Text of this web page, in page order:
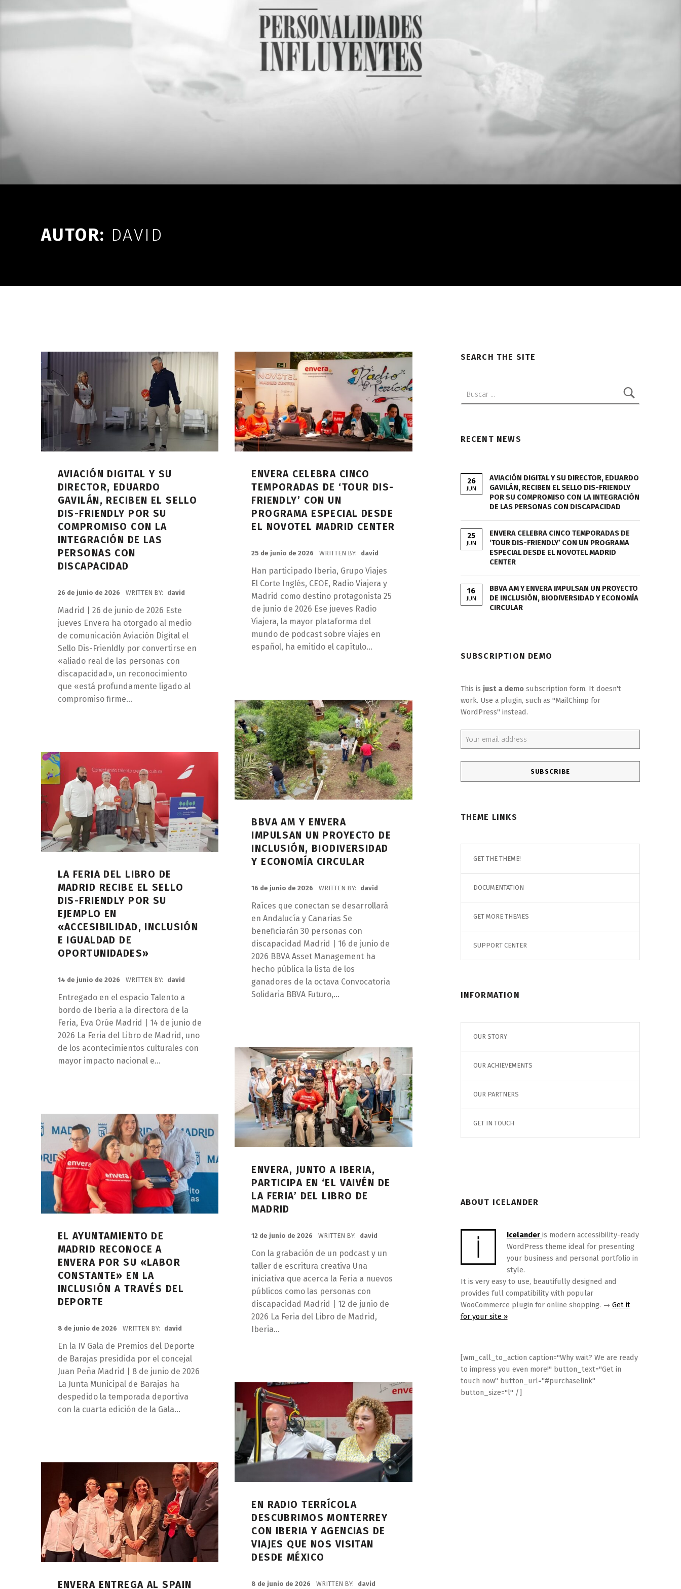
AUTOR: DAVID
AVIACIÓN DIGITAL Y SU
DIRECTOR, EDUARDO
GAVILÁN, RECIBEN EL SELLO
DIS-FRIENDLY POR SU
COMPROMISO CON LA
INTEGRACIÓN DE LAS
PERSONAS CON
DISCAPACIDAD
26 de junio de 2026 WRITTEN BY: david
Madrid | 26 de junio de 2026 Este
jueves Envera ha otorgado al medio
de comunicación Aviación Digital el
Sello Dis-Frienldly por convertirse en
«aliado real de las personas con
discapacidad», un reconocimiento
que «está profundamente ligado al
compromiso firme…
ENVERA CELEBRA CINCO
TEMPORADAS DE ‘TOUR DIS-
FRIENDLY’ CON UN
PROGRAMA ESPECIAL DESDE
EL NOVOTEL MADRID CENTER
25 de junio de 2026 WRITTEN BY: david
Han participado Iberia, Grupo Viajes
El Corte Inglés, CEOE, Radio Viajera y
Madrid como destino protagonista 25
de junio de 2026 Ese jueves Radio
Viajera, la mayor plataforma del
mundo de podcast sobre viajes en
español, ha emitido el capítulo…
BBVA AM Y ENVERA
IMPULSAN UN PROYECTO DE
INCLUSIÓN, BIODIVERSIDAD
Y ECONOMÍA CIRCULAR
16 de junio de 2026 WRITTEN BY: david
Raíces que conectan se desarrollará
en Andalucía y Canarias Se
beneficiarán 30 personas con
discapacidad Madrid | 16 de junio de
2026 BBVA Asset Management ha
hecho pública la lista de los
ganadores de la octava Convocatoria
Solidaria BBVA Futuro,…
LA FERIA DEL LIBRO DE
MADRID RECIBE EL SELLO
DIS-FRIENDLY POR SU
EJEMPLO EN
«ACCESIBILIDAD, INCLUSIÓN
E IGUALDAD DE
OPORTUNIDADES»
14 de junio de 2026 WRITTEN BY: david
Entregado en el espacio Talento a
bordo de Iberia a la directora de la
Feria, Eva Orúe Madrid | 14 de junio de
2026 La Feria del Libro de Madrid, uno
de los acontecimientos culturales con
mayor impacto nacional e…
ENVERA, JUNTO A IBERIA,
PARTICIPA EN ‘EL VAIVÉN DE
LA FERIA’ DEL LIBRO DE
MADRID
12 de junio de 2026 WRITTEN BY: david
Con la grabación de un podcast y un
taller de escritura creativa Una
iniciativa que acerca la Feria a nuevos
públicos como las personas con
discapacidad Madrid | 12 de junio de
2026 La Feria del Libro de Madrid,
Iberia…
EL AYUNTAMIENTO DE
MADRID RECONOCE A
ENVERA POR SU «LABOR
CONSTANTE» EN LA
INCLUSIÓN A TRAVÉS DEL
DEPORTE
8 de junio de 2026 WRITTEN BY: david
En la IV Gala de Premios del Deporte
de Barajas presidida por el concejal
Juan Peña Madrid | 8 de junio de 2026
La Junta Municipal de Barajas ha
despedido la temporada deportiva
con la cuarta edición de la Gala…
EN RADIO TERRÍCOLA
DESCUBRIMOS MONTERREY
CON IBERIA Y AGENCIAS DE
VIAJES QUE NOS VISITAN
DESDE MÉXICO
8 de junio de 2026 WRITTEN BY: david
ENVERA ENTREGA AL SPAIN
SEARCH THE SITE
RECENT NEWS
26
JUN
AVIACIÓN DIGITAL Y SU DIRECTOR, EDUARDO
GAVILÁN, RECIBEN EL SELLO DIS-FRIENDLY
POR SU COMPROMISO CON LA INTEGRACIÓN
DE LAS PERSONAS CON DISCAPACIDAD
25
JUN
ENVERA CELEBRA CINCO TEMPORADAS DE
‘TOUR DIS-FRIENDLY’ CON UN PROGRAMA
ESPECIAL DESDE EL NOVOTEL MADRID
CENTER
16
JUN
BBVA AM Y ENVERA IMPULSAN UN PROYECTO
DE INCLUSIÓN, BIODIVERSIDAD Y ECONOMÍA
CIRCULAR
SUBSCRIPTION DEMO
This is just a demosubscription form. It doesn't
work. Use a plugin, such as "MailChimp for
WordPress" instead.
Email address:
THEME LINKS
GET THE THEME!
DOCUMENTATION
GET MORE THEMES
SUPPORT CENTER
INFORMATION
OUR STORY
OUR ACHIEVEMENTS
OUR PARTNERS
GET IN TOUCH
ABOUT ICELANDER
Icelander is modern accessibility-ready
WordPress theme ideal for presenting
your business and personal portfolio in
style.
It is very easy to use, beautifully designed and
provides full compatibility with popular
WooCommerce plugin for online shopping. → Get it
for your site »
[wm_call_to_action caption="Why wait? We are ready
to impress you even more!" button_text="Get in
touch now" button_url="#purchaselink"
button_size="l" /]